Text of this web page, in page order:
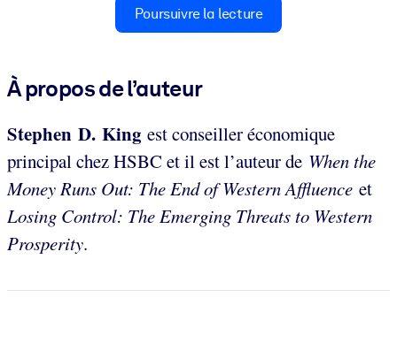
Poursuivre la lecture
À propos de l’auteur
Stephen D. King est conseiller économique
principal chez HSBC et il est l’auteur de When the
Money Runs Out: The End of Western Affluence et
Losing Control: The Emerging Threats to Western
Prosperity.